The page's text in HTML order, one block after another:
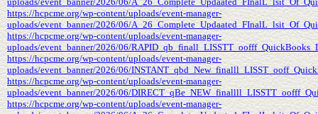
https://hcpcme.org/wp-content/uploads/event-manager-
uploads/event_banner/2026/06/
https://hcpcme.org/wp-content/uploads/event-manager-
uploads/event_banner/2026/06/
https://hcpcme.org/wp-content/uploads/event-manager-
uploads/event_banner/2026/06/
https://hcpcme.org/wp-content/uploads/event-manager-
uploads/event_banner/2026/06/
https://hcpcme.org/wp-content/uploads/event-manager-